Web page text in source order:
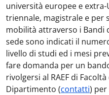
università europee e
triennale, magistrale e
mobilità attraverso i Bandi
sede sono indicati il
livello di studi ed i mesi
fare domanda per un
rivolgersi al RAEF di Facoltà
Dipartimento (contatti) per